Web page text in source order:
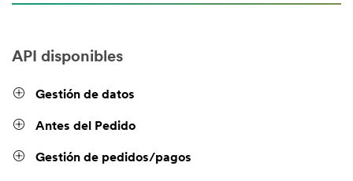
API disponibles
Gestión de datos
Antes del Pedido
Gestión de pedidos/pagos